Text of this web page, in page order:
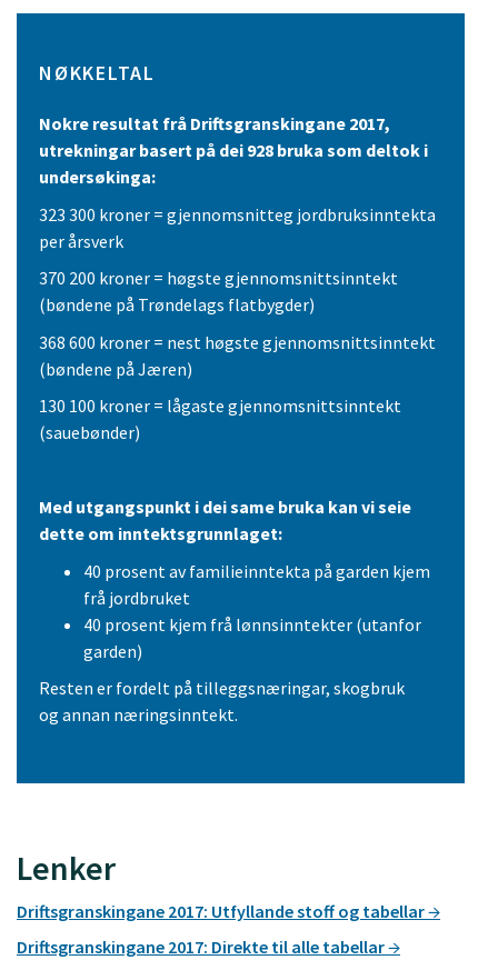
NØKKELTAL
Nokre resultat frå Driftsgranskingane 2017,
utrekningar basert på dei 928 bruka som deltok i
undersøkinga:
323 300 kroner = gjennomsnitteg jordbruksinntekta
per årsverk
370 200 kroner = høgste gjennomsnittsinntekt
(bøndene på Trøndelags flatbygder)
368 600 kroner = nest høgste gjennomsnittsinntekt
(bøndene på Jæren)
130 100 kroner = lågaste gjennomsnittsinntekt
(sauebønder)
Med utgangspunkt i dei same bruka kan vi seie
dette om inntektsgrunnlaget:
40 prosent av familieinntekta på garden kjem
frå jordbruket
40 prosent kjem frå lønnsinntekter (utanfor
garden)
Resten er fordelt på tilleggsnæringar, skogbruk
og annan næringsinntekt.
Lenker
Driftsgranskingane 2017: Utfyllande stoff og tabellar
Driftsgranskingane 2017: Direkte til alle tabellar